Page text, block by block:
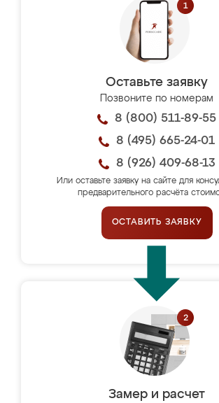
Оставьте заявку
Позвоните по номерам
8 (800) 511-89-55
8 (495) 665-24-01
8 (926) 409-68-13
Или оставьте заявку на сайте для
предварительного расчёта
ОСТАВИТЬ ЗАЯВКУ
Замер и расчет